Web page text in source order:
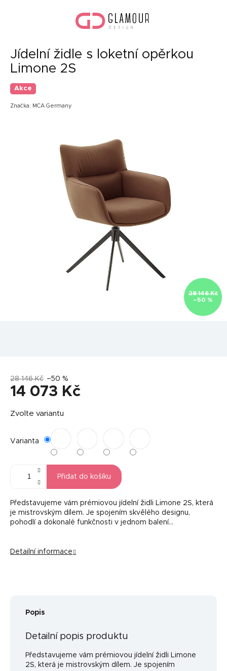
Jídelní židle s loketní opěrkou
Limone 2S
Akce
Značka: MCA Germany
28 146 Kč
–50 %
28 146 Kč –50 %
14 073 Kč
cena:
Zvolte variantu
Varianta
Přidat do košíku
Představujeme vám prémiovou jídelní židli Limone 2S, která
je mistrovským dílem. Je spojením skvělého designu,
pohodlí a dokonalé funkčnosti v jednom balení...
Detailní informace
Popis
Detailní popis produktu
Představujeme vám prémiovou jídelní židli Limone
2S, která je mistrovským dílem. Je spojením